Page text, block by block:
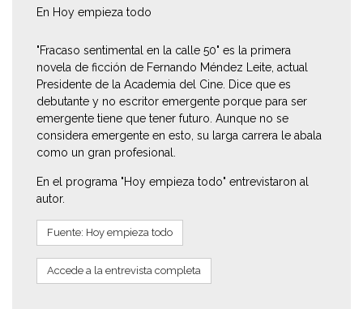
En Hoy empieza todo
"Fracaso sentimental en la calle 50" es la primera
novela de ficción de Fernando Méndez Leite, actual
Presidente de la Academia del Cine. Dice que es
debutante y no escritor emergente porque para ser
emergente tiene que tener futuro. Aunque no se
considera emergente en esto, su larga carrera le abala
como un gran profesional.
En el programa "Hoy empieza todo" entrevistaron al
autor.
Fuente: Hoy empieza todo
Accede a la entrevista completa